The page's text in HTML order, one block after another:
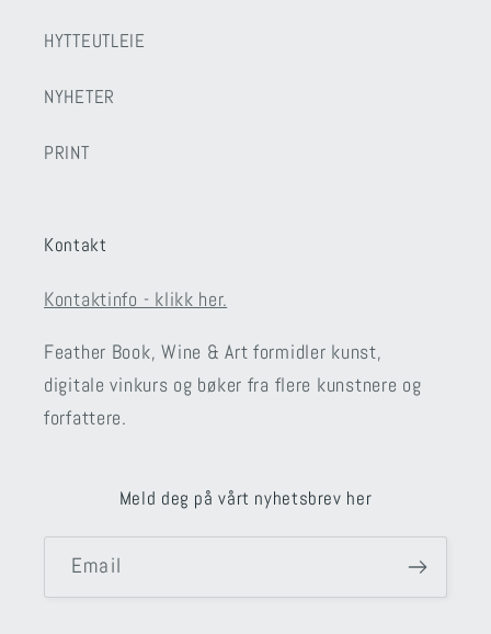
HYTTEUTLEIE
NYHETER
PRINT
Kontakt
Kontaktinfo - klikk her.
Feather Book, Wine & Art formidler kunst,
digitale vinkurs og bøker fra flere kunstnere og
forfattere.
Meld deg på vårt nyhetsbrev her
Email